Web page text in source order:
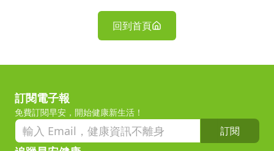
回到首頁
訂閱電子報
免費訂閱早安，開始健康新生活！
訂閱